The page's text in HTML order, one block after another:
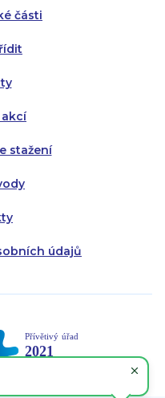
části
akcí
stažení
údajů